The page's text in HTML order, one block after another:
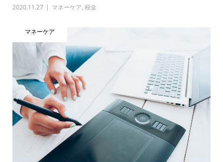
2020.11.27 マネーケア, 税金
マネーケア